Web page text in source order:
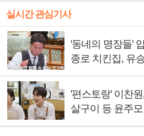
실시간 관심기사
'동네의 명장들'
종로 치킨집, 유
'편스토랑' 이찬
살구이 등 윤주